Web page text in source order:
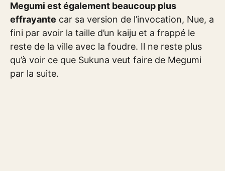
Megumi est également beaucoup plus
effrayante car sa version de l’invocation, Nue, a
fini par avoir la taille d’un kaiju et a frappé le
reste de la ville avec la foudre. Il ne reste plus
qu’à voir ce que Sukuna veut faire de Megumi
par la suite.